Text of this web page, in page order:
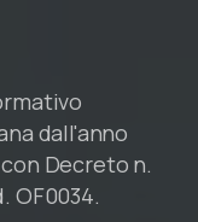
dall'anno
Decreto n.
OF0034.